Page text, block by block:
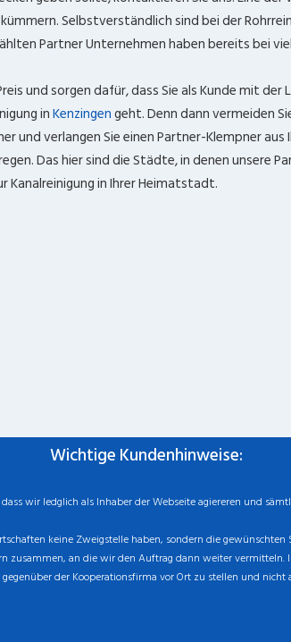
Selbstverständlich sind bei der
Partner Unternehmen haben bereits bei
und sorgen dafür, dass Sie als Kunde mit
inKenzingengeht. Denn dann vermeiden
und verlangen Sie einen Partner-Klempner
Das hier sind die Städte, in denen unsere
in Ihrer Heimatstadt.
Wichtige Kundenhinweise:
wir ledglich als Inhaber der Webseite agiereren und
keine Zweigstelle haben, sondern die
zusammen, an die wir den Auftrag dann weiter
der Kooperationsfirma vor Ort zu stellen und